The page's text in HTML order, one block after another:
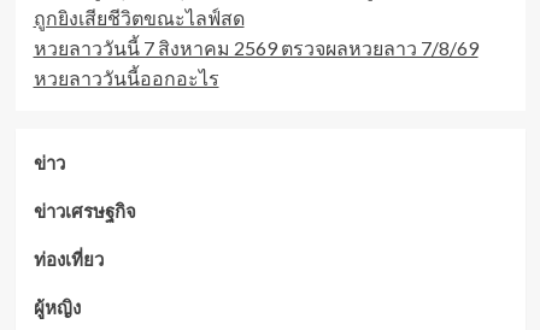
ถูกยิงเสียชีวิตขณะไลฟ์สด
หวยลาววันนี้ 7 สิงหาคม 2569 ตรวจผลหวยลาว 7/8/69
หวยลาววันนี้ออกอะไร
ข่าว
ข่าวเศรษฐกิจ
ท่องเที่ยว
ผู้หญิง